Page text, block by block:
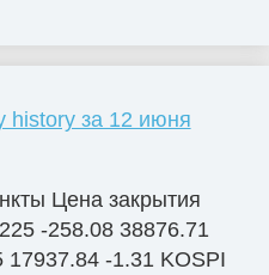
history за 12 июня
Цена закрытия
-258.08 38876.71
-1.31 KOSPI